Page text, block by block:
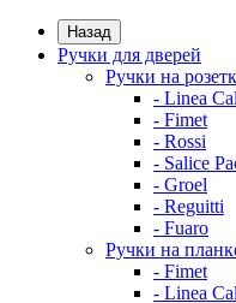
Назад
Ручки для дверей
Ручки на
- Linea
- Fimet
- Rossi
- Salice
- Groel
- Reguitti
- Fuaro
Ручки на
- Fimet
- Linea